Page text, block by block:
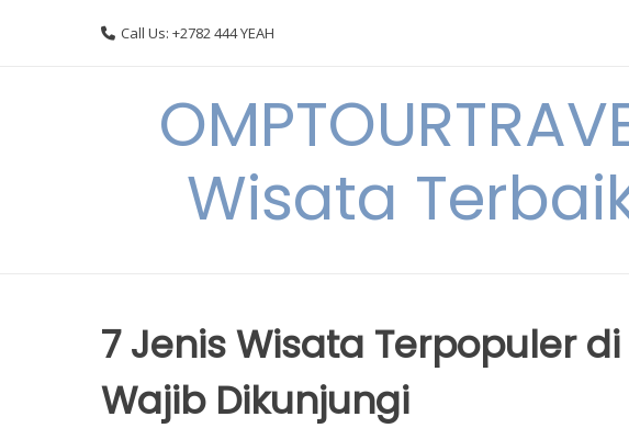
Call Us: +2782 444 YEAH
Wisata
7 Jenis Wisata Terpopuler
Wajib Dikunjungi